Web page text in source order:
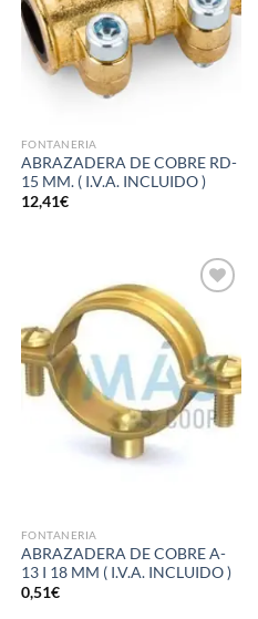
FONTANERIA
ABRAZADERA DE COBRE RD-
15 MM. ( I.V.A. INCLUIDO )
12,41€
lista de
deseos
FONTANERIA
ABRAZADERA DE COBRE A-
13 I 18 MM ( I.V.A. INCLUIDO )
0,51€